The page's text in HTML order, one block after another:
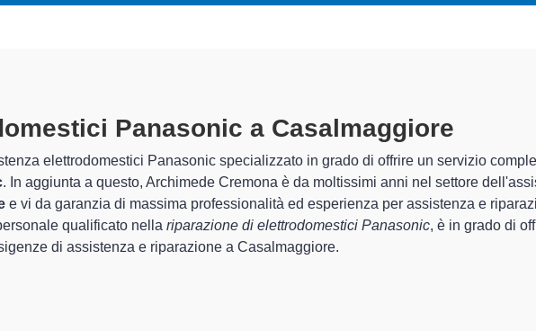
Panasonic A Casalmaggiore
Cremona sono in grado di garantire al cliente esperienza pluriennale nel
la sistemazione e lariparazione del tuo elettrodomestico Panasonic a
degli apparecchi.
di Archimede Cremona sono in grado di fornire interventi di diverse